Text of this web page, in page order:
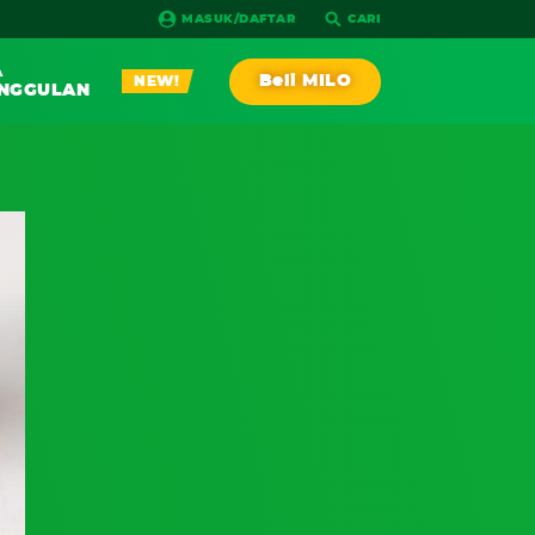
MASUK/DAFTAR CARI
RACE
NEW! Beli MILO